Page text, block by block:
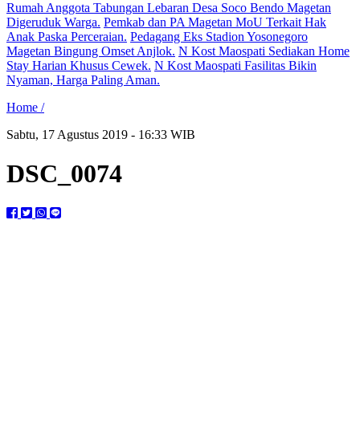
Rumah Anggota Tabungan Lebaran Desa Soco Bendo Magetan
Digeruduk Warga. Pemkab dan PA Magetan MoU Terkait Hak
Anak Paska Perceraian. Pedagang Eks Stadion Yosonegoro
Magetan Bingung Omset Anjlok. N Kost Maospati Sediakan Home
Stay Harian Khusus Cewek. N Kost Maospati Fasilitas Bikin
Nyaman, Harga Paling Aman.
Home /
Sabtu, 17 Agustus 2019 - 16:33 WIB
DSC_0074